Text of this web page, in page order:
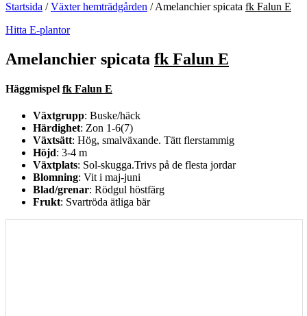
Startsida /Växter hemträdgården /Amelanchier spicata fk Falun E
Hitta E-plantor
Amelanchier spicata fk Falun E
Häggmispel fk Falun E
Växtgrupp: Buske/häck
Härdighet: Zon 1-6(7)
Växtsätt: Hög, smalväxande. Tätt flerstammig
Höjd: 3-4 m
Växtplats: Sol-skugga.Trivs på de flesta jordar
Blomning: Vit i maj-juni
Blad/grenar: Rödgul höstfärg
Frukt: Svartröda ätliga bär